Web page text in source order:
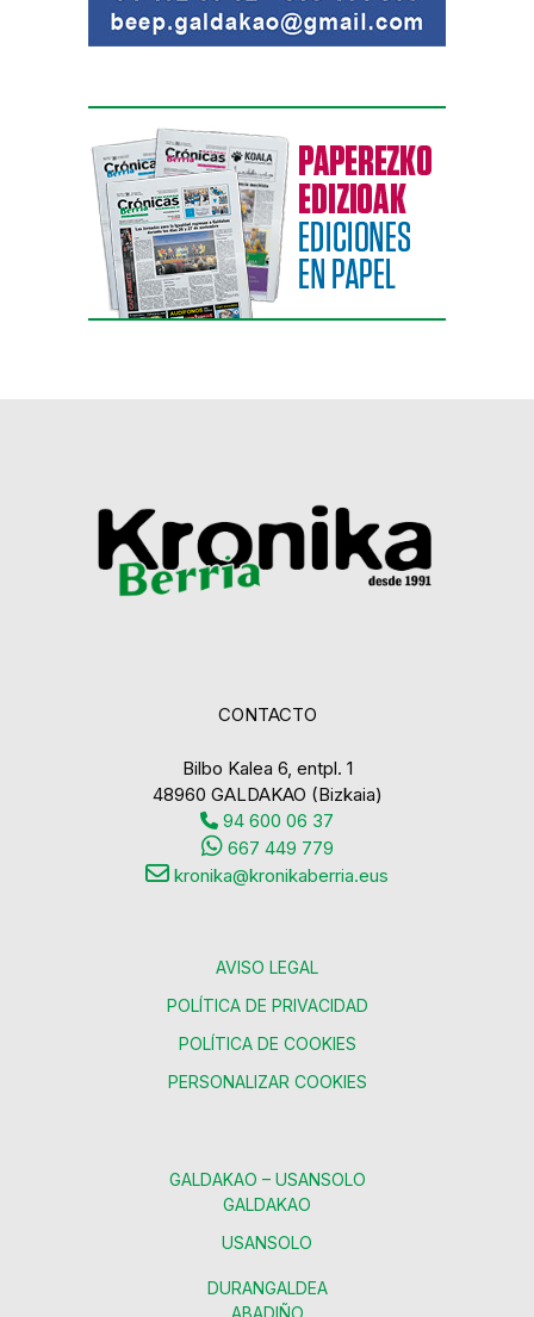
CONTACTO
Bilbo Kalea 6, entpl. 1
48960 GALDAKAO (Bizkaia)
94 600 06 37
667 449 779
kronika@kronikaberria.eus
AVISO LEGAL
POLÍTICA DE PRIVACIDAD
POLÍTICA DE COOKIES
PERSONALIZAR COOKIES
GALDAKAO – USANSOLO
GALDAKAO
USANSOLO
DURANGALDEA
ABADIÑO